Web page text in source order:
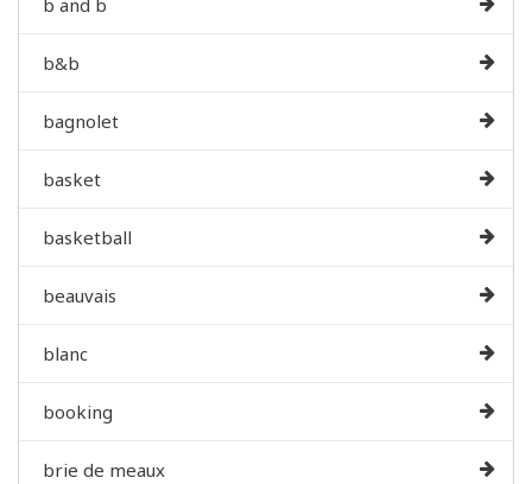
b and b
b&b
bagnolet
basket
basketball
beauvais
blanc
booking
brie de meaux